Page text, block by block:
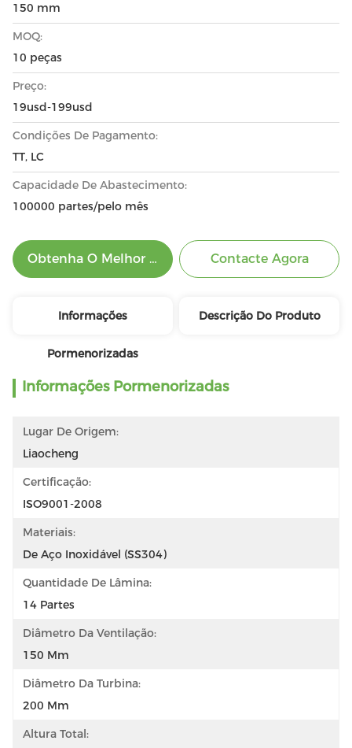
150 mm
MOQ:
10 peças
Preço:
19usd-199usd
Condições De Pagamento:
TT, LC
Capacidade De Abastecimento:
100000 partes/pelo mês
Obtenha O Melhor Preço Contacte Agora
Informações
Pormenorizadas
Descrição Do Produto
Informações Pormenorizadas
Lugar De Origem:
Liaocheng
Certificação:
ISO9001-2008
Materiais:
De Aço Inoxidável (SS304)
Quantidade De Lâmina:
14 Partes
Diâmetro Da Ventilação:
150 Mm
Diâmetro Da Turbina:
200 Mm
Altura Total: